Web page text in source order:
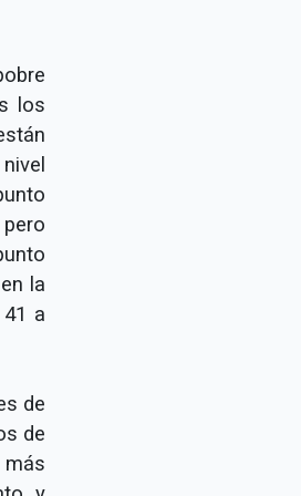
los
la
a
de
de
más